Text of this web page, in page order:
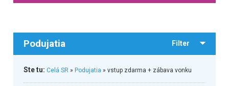
Podujatia Filter
Ste tu: Celá SR» Podujatia » vstup zdarma + zábava vonku